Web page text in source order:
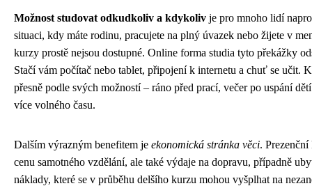
Možnost studovat odkudkoliv a kdykoliv je pro mnoho lidí
situaci, kdy máte rodinu, pracujete na plný úvazek nebo žijete v
kurzy prostě nejsou dostupné. Online forma studia tyto překážky
Stačí vám počítač nebo tablet, připojení k internetu a chuť se učit.
přesně podle svých možností – ráno před prací, večer po uspání
více volného času.
Dalším výrazným benefitem je ekonomická stránka věci. Prezenční
cenu samotného vzdělání, ale také výdaje na dopravu, případně
náklady, které se v průběhu delšího kurzu mohou vyšplhat na